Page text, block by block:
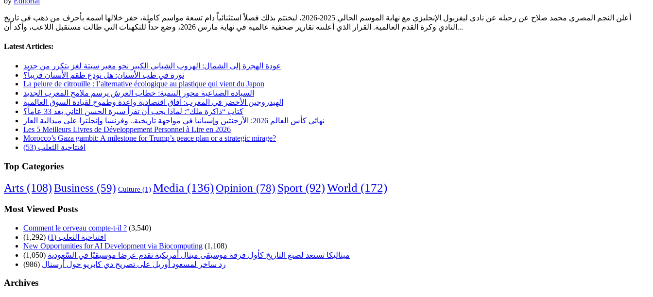
أعلن النجم المصري محمد صلاح عن رحيله عن نادي ليفربول الإنجليزي مع نهاية الموسم الحالي 2025-2026، ليختتم بذلك فصلاً استثنائياً دام تسعة مواسم كاملة، حفر خلالها اسمه بأحرف من ذهب في تاريخ
النادي وكرة القدم العالمية. القرار الذي أعلنته تقارير صحفية عالمية في نهاية مارس 2026، وضع حداً للتكهنات التي طالت مستقبل اللاعب، وأكد أن...
Latest Articles:
عودة الهجرة إلى الشمال: الهروب الشبابي الكبير نحو معبر سبتة لغز يتكرر من جديد
ثورة في طب الأسنان: هل نودع طقم الأسنان قريباً؟
La pelure de citrouille : l’alternative écologique au plastique qui vient du Japon
السيادة الصناعية محور التنمية: خطاب العرش يرسم ملامح المغرب الجديد
الهيدروجين الأخضر في المغرب: آفاق اقتصادية واعدة وطموح لقيادة السوق العالمية
كتاب “ذاكرة ملك”: لماذا يجب أن تقرأ سيرة الحسن الثاني بعد 33 عاماً؟
نهائي كأس العالم 2026: الأرجنتين وإسبانيا في مواجهة تاريخية.. وفرنسا وإنجلترا على ميدالية العار
Les 5 Meilleurs Livres de Développement Personnel à Lire en 2026
Morocco’s Gaza gambit: A milestone for Trump’s peace plan or a strategic mirage?
افتتاحية الثعلب (53)
Top Categories
Arts (108) Business (59) Culture (1) Media (136)Opinion (78) Sport (92)World (172)
Most Viewed Posts
Comment le cerveau compte-t-il ? (3,540)
افتتاحية الثعلب (1)
(1,292)
New Opportunities for AI Development via Biocomputing (1,108)
ميتاليكا تستعد لصنع التاريخ كأول فرقة موسيقى ميتال أمريكية تقدم عرضا موسيقيًا في السّعودية (1,050)
رد ساخر لمسعود أوزيل على تصريح دي كابريو حول أرسنال (986)
Archives